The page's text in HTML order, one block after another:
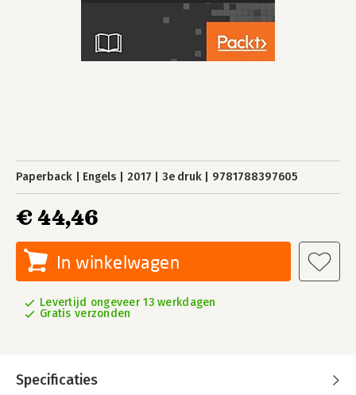
Paperback Engels 2017 3e druk 9781788397605
€ 44,46
In winkelwagen
Levertijd ongeveer 13 werkdagen
Gratis verzonden
Specificaties